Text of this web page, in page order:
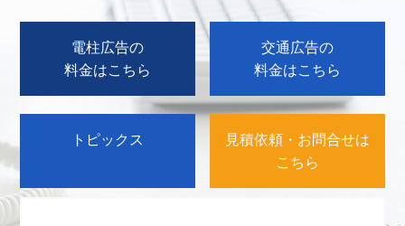
電柱広告の
料金はこちら
交通広告の
料金はこちら
トピックス
見積依頼・お問合せは
こちら